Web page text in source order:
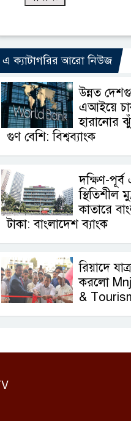
এ ক্যাটাগরির আরো নিউজ
উন্নত
এআইয়ে
হারানোর
গুণ বেশি: বিশ্বব্যাংক
দক্ষিণ-পূর্ব
স্থিতিশীল
কাতারে
টাকা: বাংলাদেশ ব্যাংক
রিয়াদে
করলো
&